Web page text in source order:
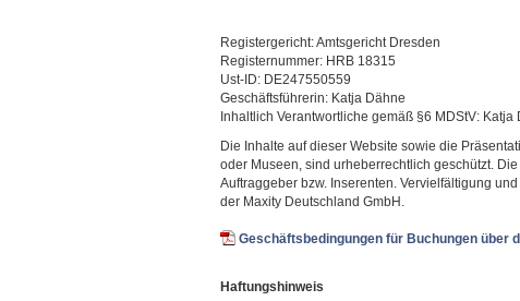
Registergericht: Amtsgericht Dresden
Registernummer: HRB 18315
Ust-ID: DE247550559
Geschäftsführerin: Katja Dähne
Inhaltlich Verantwortliche gemäß §6 MDStV: Katja
Die Inhalte auf dieser Website sowie die
oder Museen, sind urheberrechtlich geschützt.
Auftraggeber bzw. Inserenten. Vervielfältigung
der Maxity Deutschland GmbH.
Geschäftsbedingungen für Buchungen über
Haftungshinweis